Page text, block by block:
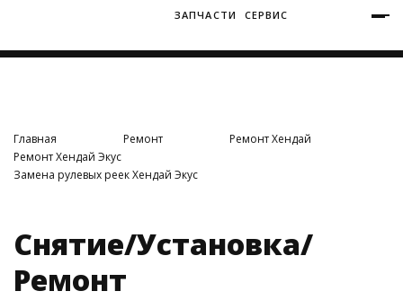
ЗАПЧАСТИ СЕРВИС
Главная Ремонт
Ремонт Хендай
Ремонт Хендай Экус
Замена рулевых реек Хендай Экус
Снятие/Установка/
Ремонт